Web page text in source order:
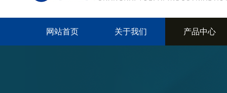
网站首页 关于我们 产品中心